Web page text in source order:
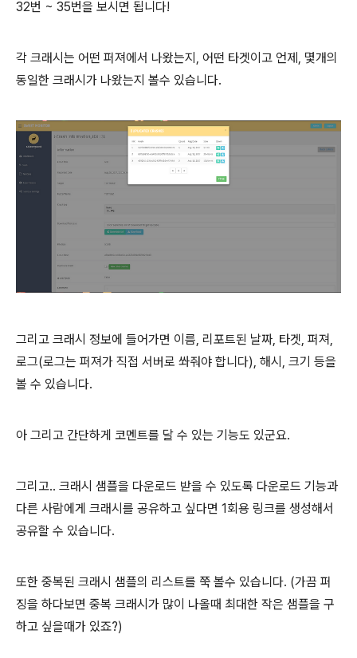
32번 ~ 35번을 보시면 됩니다!
각 크래시는 어떤 퍼져에서 나왔는지, 어떤 타겟이고 언제, 몇개의
동일한 크래시가 나왔는지 볼수 있습니다.
그리고 크래시 정보에 들어가면 이름, 리포트된 날짜, 타겟, 퍼져,
로그(로그는 퍼져가 직접 서버로 쏴줘야 합니다), 해시, 크기 등을
볼 수 있습니다.
아 그리고 간단하게 코멘트를 달 수 있는 기능도 있군요.
그리고.. 크래시 샘플을 다운로드 받을 수 있도록 다운로드 기능과
다른 사람에게 크래시를 공유하고 싶다면 1회용 링크를 생성해서
공유할 수 있습니다.
또한 중복된 크래시 샘플의 리스트를 쭉 볼수 있습니다. (가끔 퍼
징을 하다보면 중복 크래시가 많이 나올때 최대한 작은 샘플을 구
하고 싶을때가 있죠?)